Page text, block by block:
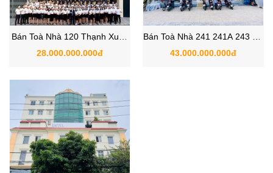
Bán Toà Nhà 120 Thạnh Xuân
22 , Phường Thạnh Xuân ,
28.000.000.000đ
Bán Toà Nhà 241 241A 243 Hà
Huy Giáp, P Thạnh Lộc, Quận
43.000.000.000đ